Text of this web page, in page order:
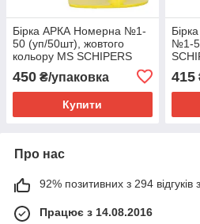
Бірка АРКА Номерна №1-
50 (уп/50шт), жовтого
кольору MS SCHIPERS
450 ₴/упаковка
Купити
№1-
415
Про нас
92% позитивних з 294 відгуків
Працює з 14.08.2016